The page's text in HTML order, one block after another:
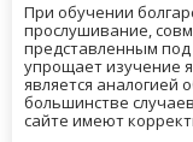
При обучении
прослушивание,
представленным
упрощает изучение
является
большинстве
сайте имеют